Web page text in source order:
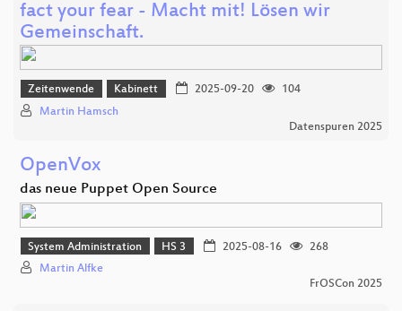
fact your fear - Macht mit! Lösen wir
Gemeinschaft.
Zeitenwende Kabinett 2025-09-20
104
Martin Hamsch
Datenspuren 2025
OpenVox
das neue Puppet Open Source
System Administration HS 3 2025-08-16
268
Martin Alfke
FrOSCon 2025